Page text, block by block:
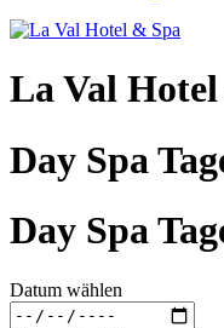
La Val
Day Spa
Day Spa
Datum wählen